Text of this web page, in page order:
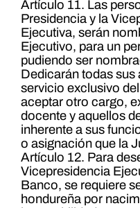
Artículo 11. Las
Presidencia y la
Ejecutiva, serán
Ejecutivo, para un
pudiendo ser
Dedicarán todas sus
servicio exclusivo
aceptar otro cargo,
docente y aquellos
inherente a sus
o asignación que la
Artículo 12. Para
Vicepresidencia
Banco, se requiere
hondureña por